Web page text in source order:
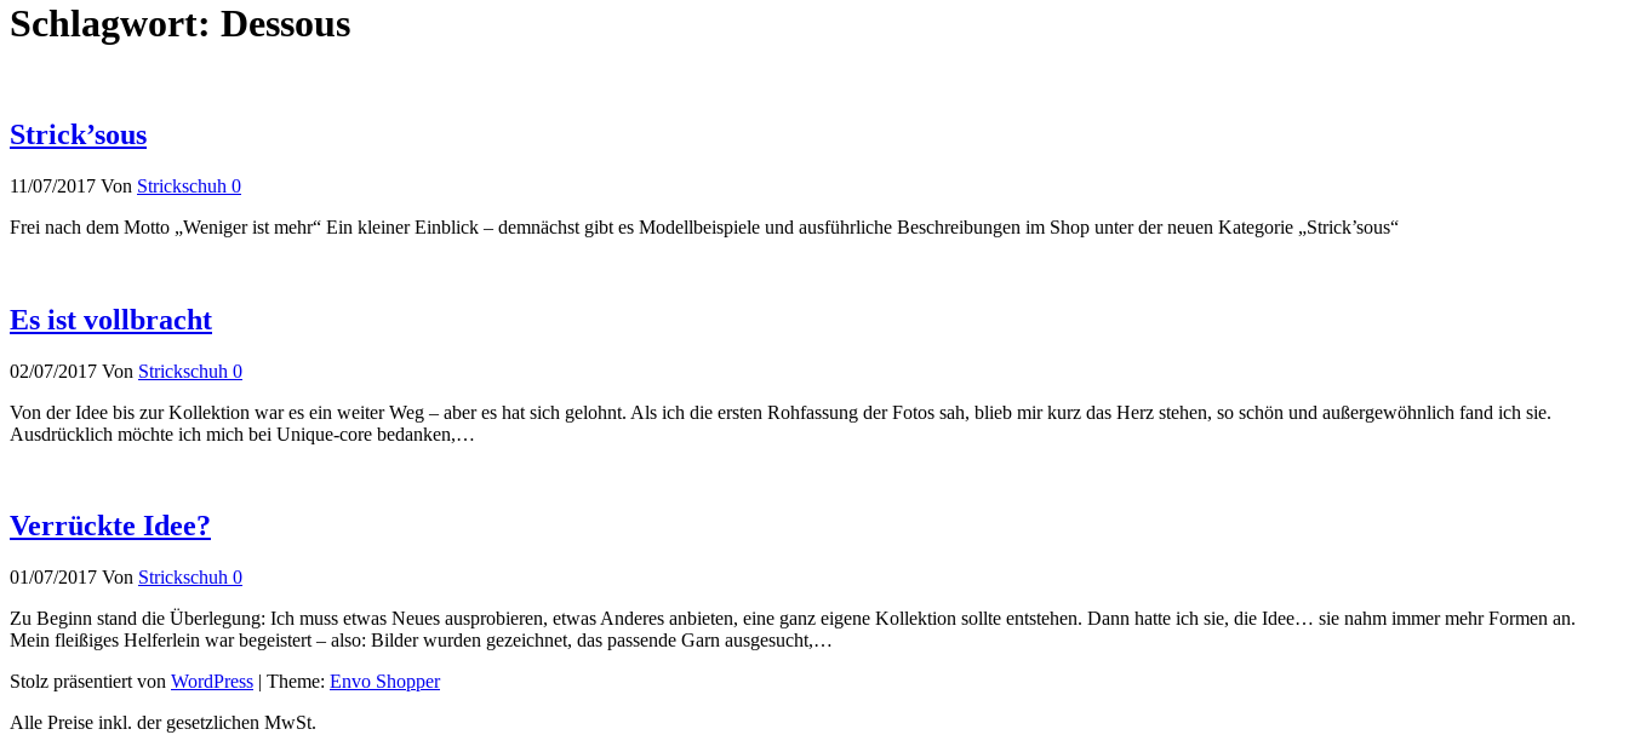
Schlagwort: Dessous
Strick’sous
11/07/2017 Von Strickschuh 0
Frei nach dem Motto „Weniger ist mehr“ Ein kleiner Einblick – demnächst gibt es Modellbeispiele und ausführliche Beschreibungen im Shop unter der neuen Kategorie „Strick’sous“
Es ist vollbracht
02/07/2017 Von Strickschuh 0
Von der Idee bis zur Kollektion war es ein weiter Weg – aber es hat sich gelohnt. Als ich die ersten Rohfassung der Fotos sah, blieb mir kurz das Herz stehen, so schön und außergewöhnlich fand ich sie.
Ausdrücklich möchte ich mich bei Unique-core bedanken,…
Verrückte Idee?
01/07/2017 Von Strickschuh 0
Zu Beginn stand die Überlegung: Ich muss etwas Neues ausprobieren, etwas Anderes anbieten, eine ganz eigene Kollektion sollte entstehen. Dann hatte ich sie, die Idee… sie nahm immer mehr Formen an.
Mein fleißiges Helferlein war begeistert – also: Bilder wurden gezeichnet, das passende Garn ausgesucht,…
Stolz präsentiert von WordPress | Theme: Envo Shopper
Alle Preise inkl. der gesetzlichen MwSt.